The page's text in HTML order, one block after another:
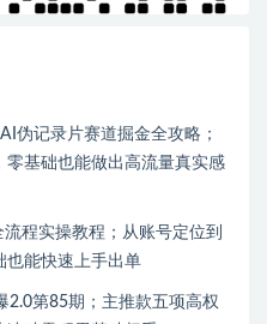
伪记录片赛道掘金全攻略；
零基础也能做出高流量真实感
程实操教程；从账号定位到
也能快速上手出单
2.0第85期；主推款五项高权